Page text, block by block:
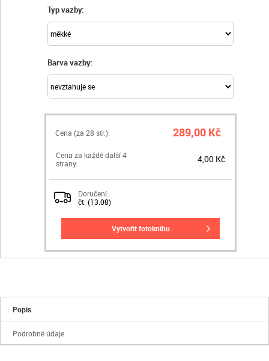
Typ vazby:
Barva vazby:
Cena (za 28 str.): 289,00 Kč
Cena za každé další 4
strany:
4,00 Kč
Doručení:
čt. (13.08)
vytvořit fotoknihu
Popis
Podrobné údaje